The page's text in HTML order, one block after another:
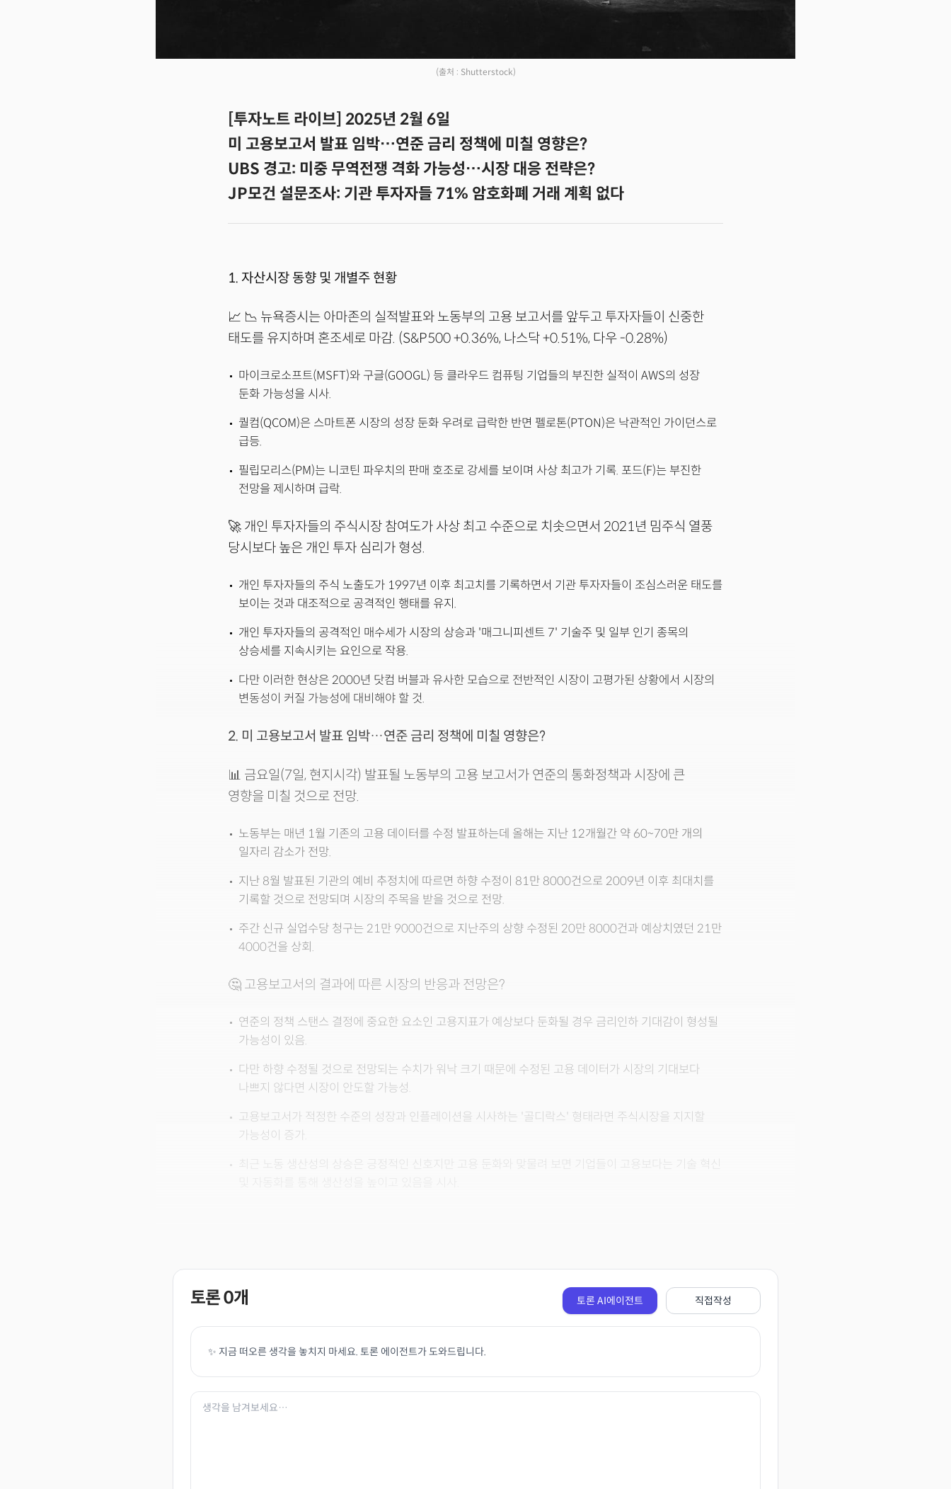
(출처 : Shutterstock)
[투자노트 라이브] 2025년 2월 6일
미 고용보고서 발표 임박…연준 금리 정책에 미칠 영향은?
UBS 경고: 미중 무역전쟁 격화 가능성…시장 대응 전략은?
JP모건 설문조사: 기관 투자자들 71% 암호화폐 거래 계획 없다
1. 자산시장 동향 및 개별주 현황
📈 📉 뉴욕증시는 아마존의 실적발표와 노동부의 고용 보고서를 앞두고 투자자들이 신중한
태도를 유지하며 혼조세로 마감. (S&P500 +0.36%, 나스닥 +0.51%, 다우 -0.28%)
마이크로소프트(MSFT)와 구글(GOOGL) 등 클라우드 컴퓨팅 기업들의 부진한 실적이 AWS의 성장
둔화 가능성을 시사.
퀄컴(QCOM)은 스마트폰 시장의 성장 둔화 우려로 급락한 반면 펠로톤(PTON)은 낙관적인 가이던스로
급등.
필립모리스(PM)는 니코틴 파우치의 판매 호조로 강세를 보이며 사상 최고가 기록. 포드(F)는 부진한
전망을 제시하며 급락.
🚀 개인 투자자들의 주식시장 참여도가 사상 최고 수준으로 치솟으면서 2021년 밈주식 열풍
당시보다 높은 개인 투자 심리가 형성.
개인 투자자들의 주식 노출도가 1997년 이후 최고치를 기록하면서 기관 투자자들이 조심스러운 태도를
보이는 것과 대조적으로 공격적인 행태를 유지.
개인 투자자들의 공격적인 매수세가 시장의 상승과 '매그니피센트 7' 기술주 및 일부 인기 종목의
상승세를 지속시키는 요인으로 작용.
다만 이러한 현상은 2000년 닷컴 버블과 유사한 모습으로 전반적인 시장이 고평가된 상황에서 시장의
변동성이 커질 가능성에 대비해야 할 것.
2. 미 고용보고서 발표 임박…연준 금리 정책에 미칠 영향은?
📊 금요일(7일, 현지시각) 발표될 노동부의 고용 보고서가 연준의 통화정책과 시장에 큰
영향을 미칠 것으로 전망.
노동부는 매년 1월 기존의 고용 데이터를 수정 발표하는데 올해는 지난 12개월간 약 60~70만 개의
일자리 감소가 전망.
지난 8월 발표된 기관의 예비 추정치에 따르면 하향 수정이 81만 8000건으로 2009년 이후 최대치를
기록할 것으로 전망되며 시장의 주목을 받을 것으로 전망.
주간 신규 실업수당 청구는 21만 9000건으로 지난주의 상향 수정된 20만 8000건과 예상치였던 21만
4000건을 상회.
🤔 고용보고서의 결과에 따른 시장의 반응과 전망은?
연준의 정책 스탠스 결정에 중요한 요소인 고용지표가 예상보다 둔화될 경우 금리인하 기대감이 형성될
가능성이 있음.
다만 하향 수정될 것으로 전망되는 수치가 워낙 크기 때문에 수정된 고용 데이터가 시장의 기대보다
나쁘지 않다면 시장이 안도할 가능성.
고용보고서가 적정한 수준의 성장과 인플레이션을 시사하는 '골디락스' 형태라면 주식시장을 지지할
가능성이 증가.
최근 노동 생산성의 상승은 긍정적인 신호지만 고용 둔화와 맞물려 보면 기업들이 고용보다는 기술 혁신
토론0개 토론 AI에이전트 직접작성
✨ 지금 떠오른 생각을 놓치지 마세요. 토론 에이전트가 도와드립니다.